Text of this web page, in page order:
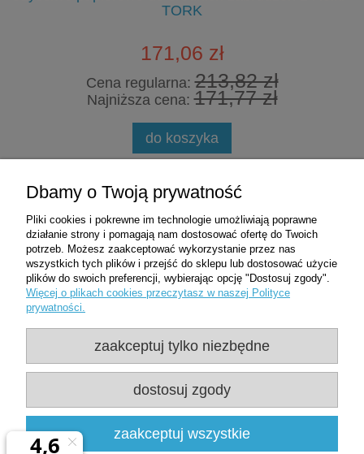
TORK
171,06 zł
Cena regularna:213,82 zł
Najniższa cena:171,77 zł
do koszyka
Zakupy
Pomoc
Moje konto
Użytkowanie sklepu oznacza zgodę na
wykorzystywanie plików cookies. Szczegółowe
informacje wPolityce prywatności
NIP: 7281437599 | REGON: 361478800 |537507540
med.pl
Dbamy o Twoją prywatność
Pliki cookies i pokrewne im technologie umożliwiają poprawne
działanie strony i pomagają nam dostosować ofertę do Twoich
potrzeb. Możesz zaakceptować wykorzystanie przez nas
wszystkich tych plików i przejść do sklepu lub dostosować użycie
plików do swoich preferencji, wybierając opcję "Dostosuj zgody".
Więcej o plikach cookies przeczytasz w naszej Polityce
prywatności.
zaakceptuj tylko niezbędne
dostosuj zgody
zaakceptuj wszystkie